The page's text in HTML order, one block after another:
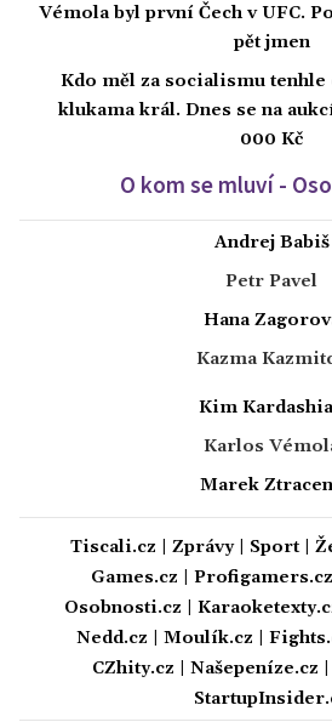
Vémola byl první Čech v UFC.
pět jmen
Kdo měl za socialismu tenhle
klukama král. Dnes se na
000 Kč
O kom se mluví -
Andrej Babiš
Petr Pavel
Hana
Kazma
Kim
Karlos
Marek
Tiscali.cz Zprávy| Sport|
Games.cz
Profigamers.cz
Osobnosti.cz
Nedd.cz
Moulík.cz
CZhity.cz
Našepeníze.cz